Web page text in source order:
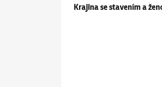
Krajina se stavením a